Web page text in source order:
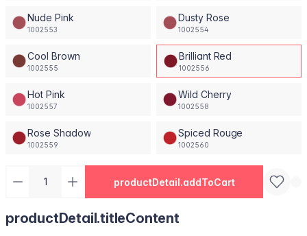
Nude Pink
1002553
Dusty Rose
1002554
Cool Brown
1002555
Brilliant Red
1002556
Hot Pink
1002557
Wild Cherry
1002558
Rose Shadow
1002559
Spiced Rouge
1002560
productDetail.addToCart
productDetail.titleContent